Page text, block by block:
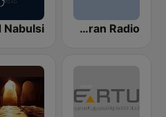
Egyptian Holy Quran Radio (اذاعه القرآن الكريم المصريه)